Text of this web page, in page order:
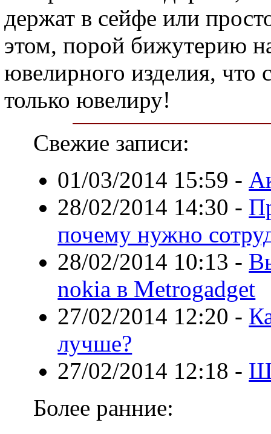
держат в сейфе или
этом, порой бижутерию
ювелирного изделия, что
только ювелиру!
Свежие записи:
01/03/2014 15:59 -
28/02/2014 14:30 -
почему нужно
28/02/2014 10:13 -
nokia в Metrogadget
27/02/2014 12:20 -
лучше?
27/02/2014 12:18 -
Более ранние: